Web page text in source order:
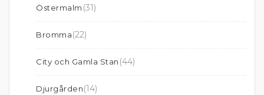
Östermalm (31)
Bromma(22)
City och Gamla Stan (44)
Djurgården(14)